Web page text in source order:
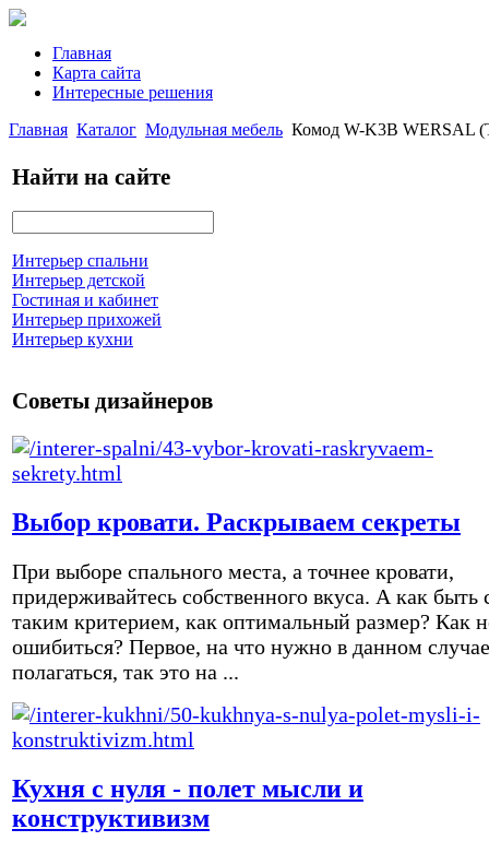
Главная
Карта сайта
Интересные решения
Главная Каталог Модульная мебель Комод W-K3B WERSAL
Найти на сайте
Интерьер спальни
Интерьер детской
Гостиная и кабинет
Интерьер прихожей
Интерьер кухни
Советы дизайнеров
Выбор кровати. Раскрываем секреты
При выборе спального места, а точнее кровати,
придерживайтесь собственного вкуса. А как быть
таким критерием, как оптимальный размер? Как
ошибиться? Первое, на что нужно в данном случае
полагаться, так это на ...
Кухня с нуля - полет мысли и
конструктивизм